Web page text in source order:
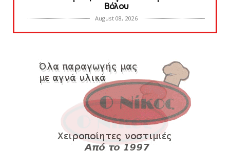
Bόλου
August 08, 2026
SUPERLEAGUE2
August 08, 2026
HEADLINES
Δείτε την εκπομπή «Kara Talks» (video)
August 07, 2026
«Kara Talks»: LIVE 21:00